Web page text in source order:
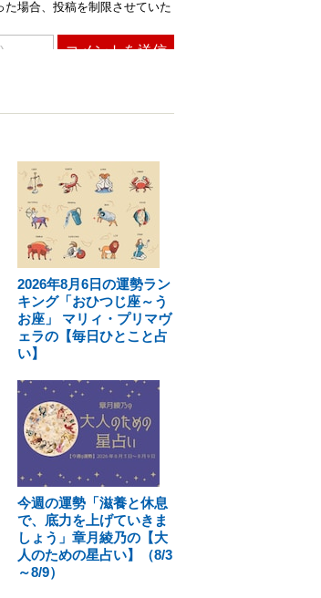
2026年8月6日の運勢ラン
キング「おひつじ座～う
お座」 マリィ・プリマヴ
ェラの【毎日ひとこと占
い】
今週の運勢「滋養と休息
で、底力を上げていきま
しょう」章月綾乃の【大
人のための星占い】（8/3
～8/9）